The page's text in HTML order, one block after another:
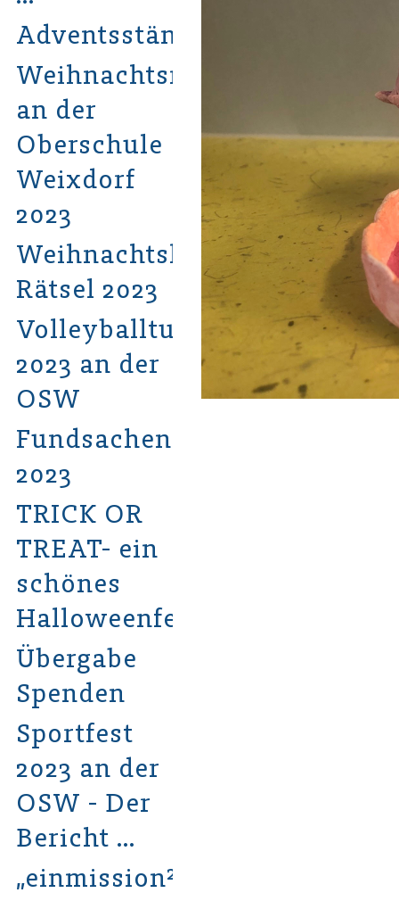
Adventsständchen
Weihnachtsmarkt
an der
Oberschule
Weixdorf
2023
Weihnachtshits-
Rätsel 2023
Volleyballturnier
2023 an der
OSW
Fundsachen
2023
TRICK OR
TREAT- ein
schönes
Halloweenfest
Übergabe
Spenden
Sportfest
2023 an der
OSW - Der
Bericht …
„einmission²“